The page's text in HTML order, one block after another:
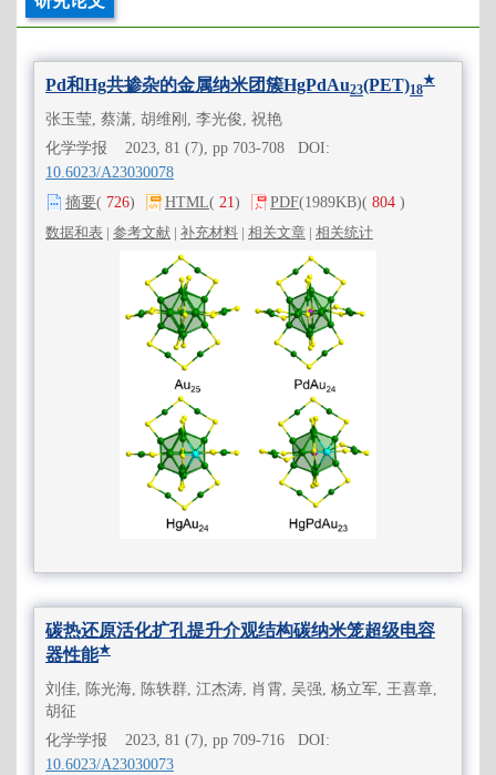
Pd和Hg共掺杂的金属纳米团簇HgPdAu23(PET)18
★
张玉莹, 蔡潇, 胡维刚, 李光俊, 祝艳
化学学报 2023, 81 (7), pp 703-708 DOI:
10.6023/A23030078
摘要( 726) HTML( 21) PDF(1989KB)( 804 )
数据和表 | 参考文献 | 补充材料 | 相关文章 | 相关统计
碳热还原活化扩孔提升介观结构碳纳米笼超级电容
器性能★
刘佳, 陈光海, 陈轶群, 江杰涛, 肖霄, 吴强, 杨立军, 王喜章,
胡征
化学学报 2023, 81 (7), pp 709-716 DOI:
10.6023/A23030073